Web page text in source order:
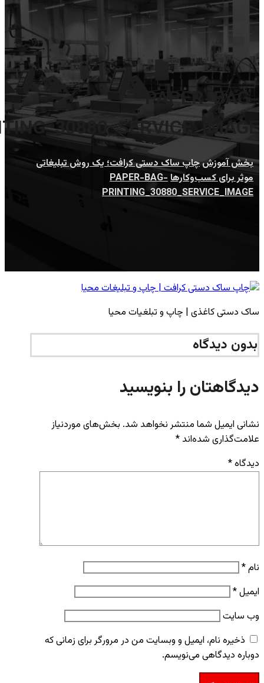
PAPER-BAG-
بخش آموزشچاپ ساک دستی کرافت؛ یک روش تبلیغاتی
موثر برای کسب‌وکارهاPAPER-BAG-
PRINTING_30880_SERVICE_IMAGE
ساک دستی کاغذی | چاپ و تبلغیات محیا
بدون دیدگاه
دیدگاهتان را بنویسید
نشانی ایمیل شما منتشر نخواهد شد. بخش‌های موردنیاز
علامت‌گذاری شده‌اند *
دیدگاه*
نام*
ایمیل*
وب‌ سایت
ذخیره نام، ایمیل و وبسایت من در مرورگر برای زمانی که
دوباره دیدگاهی می‌نویسم.